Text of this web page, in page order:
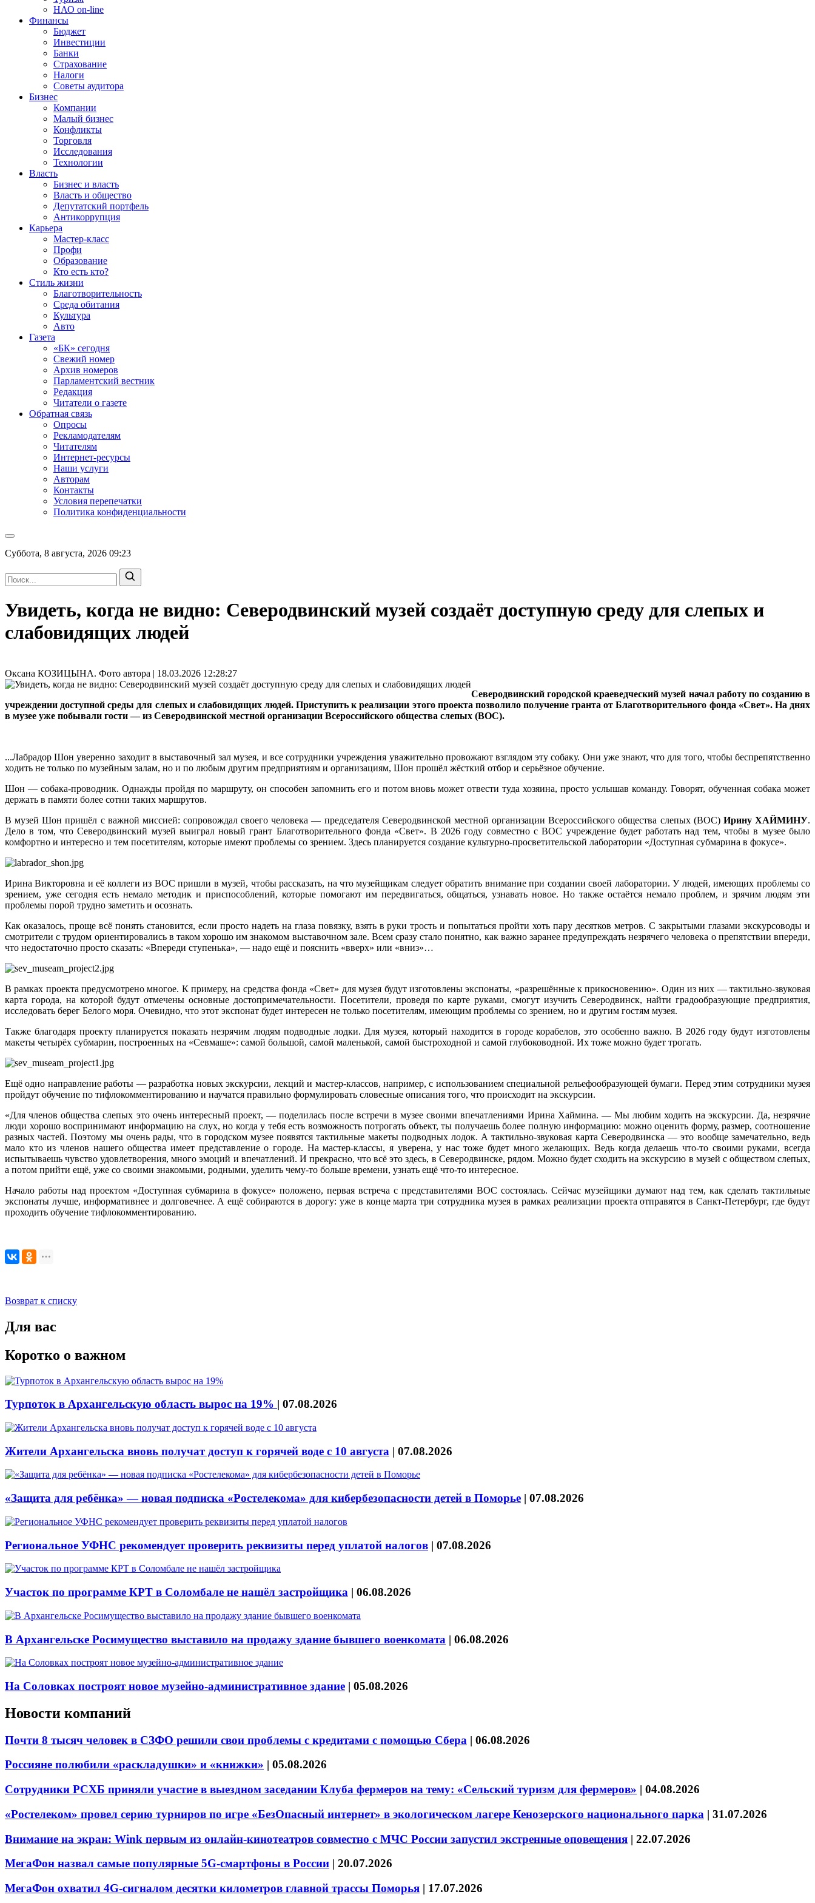
НАО on-line
Финансы
Бюджет
Инвестиции
Банки
Страхование
Налоги
Советы аудитора
Бизнес
Компании
Малый бизнес
Конфликты
Торговля
Исследования
Технологии
Власть
Бизнес и власть
Власть и общество
Депутатский портфель
Антикоррупция
Карьера
Мастер-класс
Профи
Образование
Кто есть кто?
Стиль жизни
Благотворительность
Среда обитания
Культура
Авто
Газета
«БК» сегодня
Свежий номер
Архив номеров
Парламентский вестник
Редакция
Читатели о газете
Обратная связь
Опросы
Рекламодателям
Читателям
Интернет-ресурсы
Наши услуги
Авторам
Контакты
Условия перепечатки
Политика конфиденциальности
Суббота, 8 августа, 2026 09:23
Увидеть, когда не видно: Северодвинский музей создаёт доступную среду для слепых и
слабовидящих людей
Оксана КОЗИЦЫНА. Фото автора | 18.03.2026 12:28:27
Северодвинский городской краеведческий музей начал работу по созданию в
учреждении доступной среды для слепых и слабовидящих людей. Приступить к реализации этого проекта позволило получение гранта от Благотворительного фонда «Свет». На днях
в музее уже побывали гости — из Северодвинской местной организации Всероссийского общества слепых (ВОС).
...Лабрадор Шон уверенно заходит в выставочный зал музея, и все сотрудники учреждения уважительно провожают взглядом эту собаку. Они уже знают, что для того, чтобы беспрепятственно
ходить не только по музейным залам, но и по любым другим предприятиям и организациям, Шон прошёл жёсткий отбор и серьёзное обучение.
Шон — собака-проводник. Однажды пройдя по маршруту, он способен запомнить его и потом вновь может отвести туда хозяина, просто услышав команду. Говорят, обученная собака может
держать в памяти более сотни таких маршрутов.
В музей Шон пришёл с важной миссией: сопровождал своего человека — председателя Северодвинской местной организации Всероссийского общества слепых (ВОС) Ирину ХАЙМИНУ.
Дело в том, что Северодвинский музей выиграл новый грант Благотворительного фонда «Свет». В 2026 году совместно с ВОС учреждение будет работать над тем, чтобы в музее было
комфортно и интересно и тем посетителям, которые имеют проблемы со зрением. Здесь планируется создание культурно-просветительской лаборатории «Доступная субмарина в фокусе».
Ирина Викторовна и её коллеги из ВОС пришли в музей, чтобы рассказать, на что музейщикам следует обратить внимание при создании своей лаборатории. У людей, имеющих проблемы со
зрением, уже сегодня есть немало методик и приспособлений, которые помогают им передвигаться, общаться, узнавать новое. Но также остаётся немало проблем, и зрячим людям эти
проблемы порой трудно заметить и осознать.
Как оказалось, проще всё понять становится, если просто надеть на глаза повязку, взять в руки трость и попытаться пройти хоть пару десятков метров. С закрытыми глазами экскурсоводы и
смотрители с трудом ориентировались в таком хорошо им знакомом выставочном зале. Всем сразу стало понятно, как важно заранее предупреждать незрячего человека о препятствии впереди,
что недостаточно просто сказать: «Впереди ступенька», — надо ещё и пояснить «вверх» или «вниз»…
В рамках проекта предусмотрено многое. К примеру, на средства фонда «Свет» для музея будут изготовлены экспонаты, «разрешённые к прикосновению». Один из них — тактильно-звуковая
карта города, на которой будут отмечены основные достопримечательности. Посетители, проведя по карте руками, смогут изучить Северодвинск, найти градообразующие предприятия,
исследовать берег Белого моря. Очевидно, что этот экспонат будет интересен не только посетителям, имеющим проблемы со зрением, но и другим гостям музея.
Также благодаря проекту планируется показать незрячим людям подводные лодки. Для музея, который находится в городе корабелов, это особенно важно. В 2026 году будут изготовлены
макеты четырёх субмарин, построенных на «Севмаше»: самой большой, самой маленькой, самой быстроходной и самой глубоководной. Их тоже можно будет трогать.
Ещё одно направление работы — разработка новых экскурсии, лекций и мастер-классов, например, с использованием специальной рельефообразующей бумаги. Перед этим сотрудники музея
пройдут обучение по тифлокомментированию и научатся правильно формулировать словесные описания того, что происходит на экскурсии.
«Для членов общества слепых это очень интересный проект, — поделилась после встречи в музее своими впечатлениями Ирина Хаймина. — Мы любим ходить на экскурсии. Да, незрячие
люди хорошо воспринимают информацию на слух, но когда у тебя есть возможность потрогать объект, ты получаешь более полную информацию: можно оценить форму, размер, соотношение
разных частей. Поэтому мы очень рады, что в городском музее появятся тактильные макеты подводных лодок. А тактильно-звуковая карта Северодвинска — это вообще замечательно, ведь
мало кто из членов нашего общества имеет представление о городе. На мастер-классы, я уверена, у нас тоже будет много желающих. Ведь когда делаешь что-то своими руками, всегда
испытываешь чувство удовлетворения, много эмоций и впечатлений. И прекрасно, что всё это здесь, в Северодвинске, рядом. Можно будет сходить на экскурсию в музей с обществом слепых,
а потом прийти ещё, уже со своими знакомыми, родными, уделить чему-то больше времени, узнать ещё что-то интересное.
Начало работы над проектом «Доступная субмарина в фокусе» положено, первая встреча с представителями ВОС состоялась. Сейчас музейщики думают над тем, как сделать тактильные
экспонаты лучше, информативнее и долговечнее. А ещё собираются в дорогу: уже в конце марта три сотрудника музея в рамках реализации проекта отправятся в Санкт-Петербург, где будут
проходить обучение тифлокомментированию.
Возврат к списку
Для вас
Коротко о важном
Турпоток в Архангельскую область вырос на 19% | 07.08.2026
Жители Архангельска вновь получат доступ к горячей воде с 10 августа | 07.08.2026
«Защита для ребёнка» — новая подписка «Ростелекома» для кибербезопасности детей в Поморье | 07.08.2026
Региональное УФНС рекомендует проверить реквизиты перед уплатой налогов | 07.08.2026
Участок по программе КРТ в Соломбале не нашёл застройщика | 06.08.2026
В Архангельске Росимущество выставило на продажу здание бывшего военкомата | 06.08.2026
На Соловках построят новое музейно-административное здание | 05.08.2026
Новости компаний
Почти 8 тысяч человек в СЗФО решили свои проблемы с кредитами с помощью Сбера | 06.08.2026
Россияне полюбили «раскладушки» и «книжки» | 05.08.2026
Сотрудники РСХБ приняли участие в выездном заседании Клуба фермеров на тему: «Сельский туризм для фермеров» | 04.08.2026
«Ростелеком» провел серию турниров по игре «БезОпасный интернет» в экологическом лагере Кенозерского национального парка | 31.07.2026
Внимание на экран: Wink первым из онлайн-кинотеатров совместно с МЧС России запустил экстренные оповещения | 22.07.2026
МегаФон назвал самые популярные 5G-смартфоны в России | 20.07.2026
МегаФон охватил 4G-сигналом десятки километров главной трассы Поморья | 17.07.2026